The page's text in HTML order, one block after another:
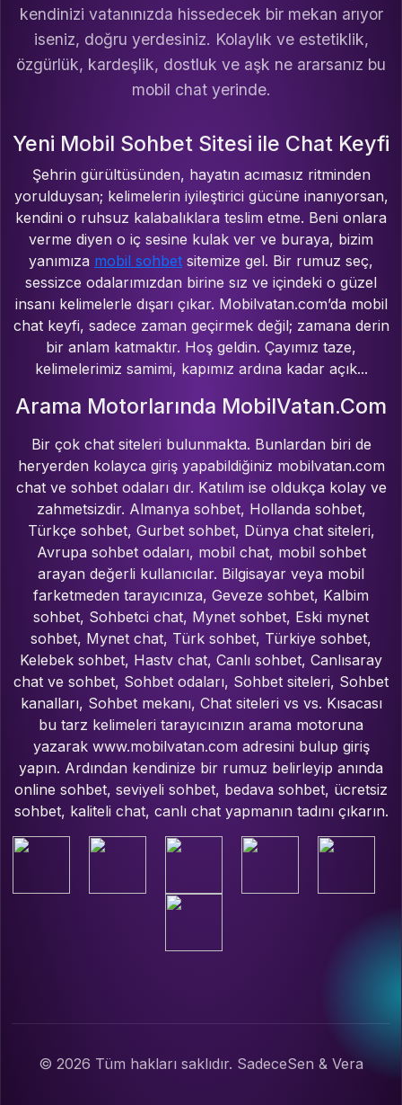
kendinizi vatanınızda hissedecek bir mekan arıyor
iseniz, doğru yerdesiniz. Kolaylık ve estetiklik,
özgürlük, kardeşlik, dostluk ve aşk ne ararsanız bu
mobil chat yerinde.
Yeni Mobil Sohbet Sitesi ile Chat Keyfi
Şehrin gürültüsünden, hayatın acımasız ritminden
yorulduysan; kelimelerin iyileştirici gücüne inanıyorsan,
kendini o ruhsuz kalabalıklara teslim etme. Beni onlara
verme diyen o iç sesine kulak ver ve buraya, bizim
yanımıza mobil sohbet sitemize gel. Bir rumuz seç,
sessizce odalarımızdan birine sız ve içindeki o güzel
insanı kelimelerle dışarı çıkar. Mobilvatan.com’da mobil
chat keyfi, sadece zaman geçirmek değil; zamana derin
bir anlam katmaktır. Hoş geldin. Çayımız taze,
kelimelerimiz samimi, kapımız ardına kadar açık...
Arama Motorlarında MobilVatan.Com
Bir çok chat siteleri bulunmakta. Bunlardan biri de
heryerden kolayca giriş yapabildiğiniz mobilvatan.com
chat ve sohbet odaları dır. Katılım ise oldukça kolay ve
zahmetsizdir. Almanya sohbet, Hollanda sohbet,
Türkçe sohbet, Gurbet sohbet, Dünya chat siteleri,
Avrupa sohbet odaları, mobil chat, mobil sohbet
arayan değerli kullanıcılar. Bilgisayar veya mobil
farketmeden tarayıcınıza, Geveze sohbet, Kalbim
sohbet, Sohbetci chat, Mynet sohbet, Eski mynet
sohbet, Mynet chat, Türk sohbet, Türkiye sohbet,
Kelebek sohbet, Hastv chat, Canlı sohbet, Canlısaray
chat ve sohbet, Sohbet odaları, Sohbet siteleri, Sohbet
kanalları, Sohbet mekanı, Chat siteleri vs vs. Kısacası
bu tarz kelimeleri tarayıcınızın arama motoruna
yazarak www.mobilvatan.com adresini bulup giriş
yapın. Ardından kendinize bir rumuz belirleyip anında
online sohbet, seviyeli sohbet, bedava sohbet, ücretsiz
sohbet, kaliteli chat, canlı chat yapmanın tadını çıkarın.
© 2026 Tüm hakları saklıdır. SadeceSen & Vera